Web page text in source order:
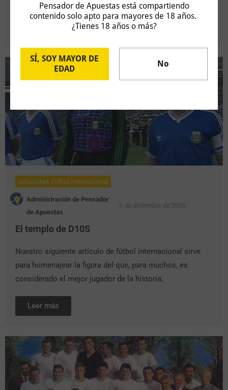
Pensador de Apuestas está compartiendo
contenido solo apto para mayores de 18 años.
¿Tienes 18 años o más?
SÍ, SOY MAYOR DE
EDAD
No
Actualidad , Fútbol Internacional
Administración de Pensador
de Apuestas
9 de diciembre de 2020
El templo de D10S
Nuestro siguiente artículo de fútbol internacional sirve
para homenajear la figura del que, para muchos, es
considerado el mejor jugador de la historia.
Leer más